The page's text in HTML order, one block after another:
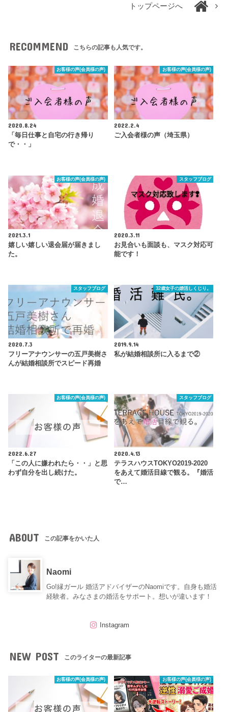
トップページへ
RECOMMEND こちらの記事も人気です。
お客様の声(会員様の声)
2020.8.24
「毎日仕事と自宅の行き帰り
で・・」
お客様の声(会員様の声)
2022.2.4
ご入会者様の声（埼玉県）
お客様の声(会員様の声)
2021.3.1
嬉しい嬉しい退会届が届きまし
た。
スタッフブログ
2020.3.11
お見合いも面談も、マスク対応可
能です！
スタッフブログ
2020.7.3
フリーアナウンサーの五戸美樹さ
んが結婚相談所でスピード再婚
32歳女子の婚活しくじり。
2019.9.14
私が結婚相談所に入るまで②
お客様の声(会員様の声)
2022.6.27
「この人に嫌われたら・・」と思
わず自分を出し続けた。
スタッフブログ
2020.4.13
テラスハウスTOKYO2019-2020
をあえて婚活目線で観る。『婚活
で…
ABOUT この記事をかいた人
Naomi
Go!縁ガール 婚活アドバイザーのNaomiです。自身も婚活
経験者。みなさまの婚活をサポート。想いが違います！
Instagram
NEW POST このライターの最新記事
お客様の声(会員様の声) お客様の声(会員様の声)